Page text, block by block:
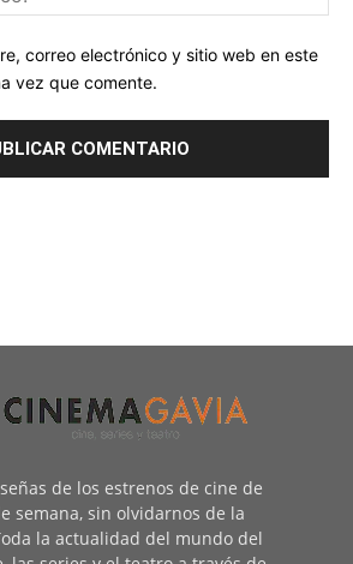
correo electrónico y sitio web en este
vez que comente.
de los estrenos de cine de
semana, sin olvidarnos de la
la actualidad del mundo del